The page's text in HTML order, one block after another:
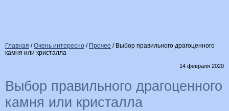
Главная /Очень интересно / Прочее / Выбор правильного драгоценного
камня или кристалла
14 февраля 2020
Выбор правильного драгоценного
камня или кристалла